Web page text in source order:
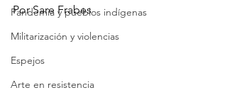
Pandemia y pueblos indígenas
Militarización y violencias
Espejos
Arte en resistencia
Por Sare Frabes